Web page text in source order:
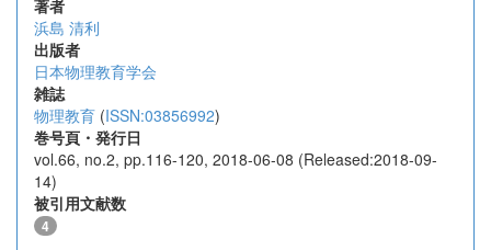
著者
浜島 清利
出版者
日本物理教育学会
雑誌
物理教育 (ISSN:03856992)
巻号頁・発行日
vol.66, no.2, pp.116-120, 2018-06-08 (Released:2018-09-
14)
被引用文献数
4